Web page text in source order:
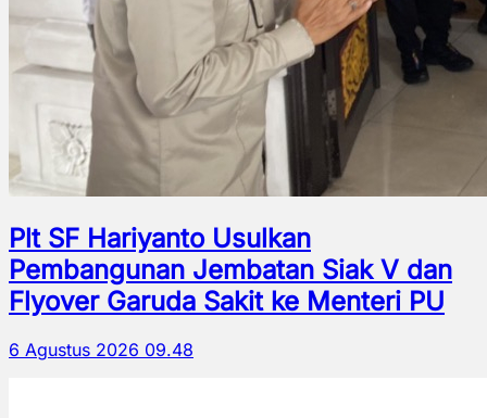
Plt SF Hariyanto Usulkan
Pembangunan Jembatan Siak V dan
Flyover Garuda Sakit ke Menteri PU
6 Agustus 2026 09.48